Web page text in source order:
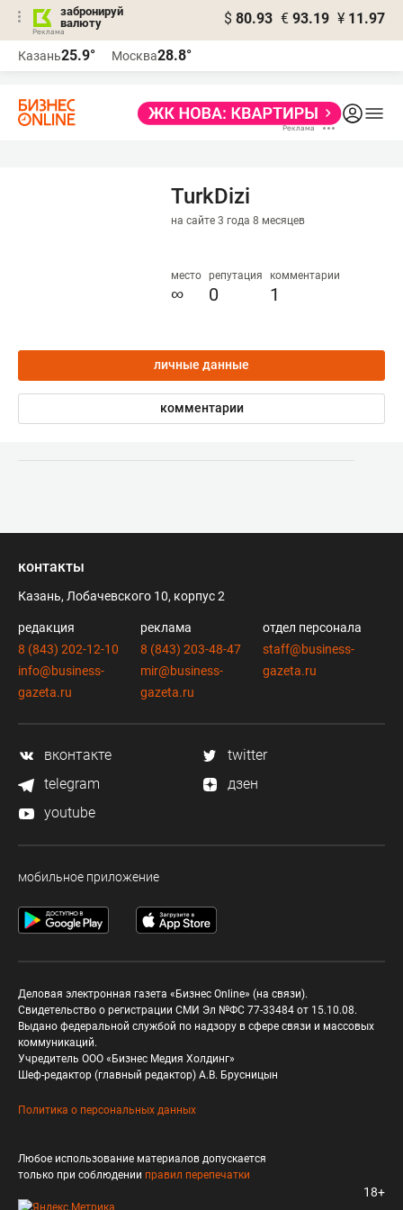
забронируй
валюту
$ 80.93 € 93.19 ¥ 11.97
Казань25.9° Москва28.8°
TurkDizi
на сайте 3 года 8 месяцев
место
∞
репутация
0
комментарии
1
личные данные
комментарии
контакты
Казань, Лобачевского 10, корпус 2
редакция
8 (843) 202-12-10
info@business-
gazeta.ru
реклама
8 (843) 203-48-47
mir@business-
gazeta.ru
отдел персонала
staff@business-
gazeta.ru
вконтакте
twitter
telegram
дзен
youtube
мобильное приложение
Деловая электронная газета «Бизнес Online» (на связи).
Свидетельство о регистрации СМИ Эл №ФС 77-33484 от 15.10.08.
Выдано федеральной службой по надзору в сфере связи и массовых
коммуникаций.
Учредитель ООО «Бизнес Медия Холдинг»
Шеф-редактор (главный редактор) А.В. Брусницын
Политика о персональных данных
Любое использование материалов допускается
только при соблюдении правил перепечатки
18+